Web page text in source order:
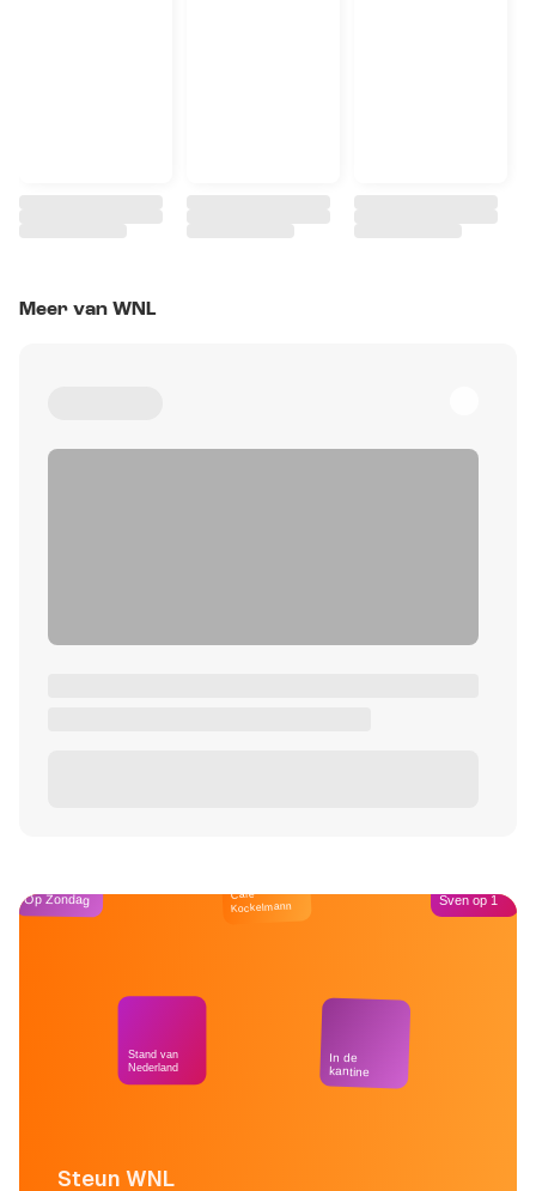
Meer van WNL
Steun WNL
Op Zondag
Stand van
Nederland
Café
Kockelmann
In de
kantine
Sven op 1